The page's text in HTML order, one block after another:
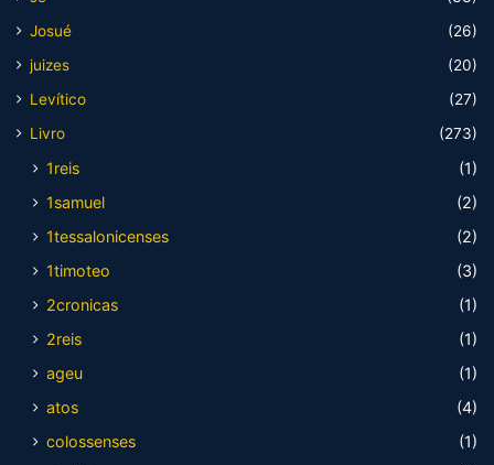
Josué
(26)
juizes
(20)
Levítico
(27)
Livro
(273)
1reis
(1)
1samuel
(2)
1tessalonicenses
(2)
1timoteo
(3)
2cronicas
(1)
2reis
(1)
ageu
(1)
atos
(4)
colossenses
(1)